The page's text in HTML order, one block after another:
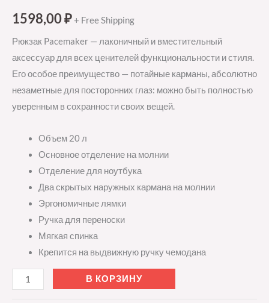
1598,00₽+ Free Shipping
Рюкзак Pacemaker — лаконичный и вместительный
аксессуар для всех ценителей функциональности и стиля.
Его особое преимущество — потайные карманы, абсолютно
незаметные для посторонних глаз: можно быть полностью
уверенным в сохранности своих вещей.
Объем 20 л
Основное отделение на молнии
Отделение для ноутбука
Два скрытых наружных кармана на молнии
Эргономичные лямки
Ручка для переноски
Мягкая спинка
Крепится на выдвижную ручку чемодана
В КОРЗИНУ